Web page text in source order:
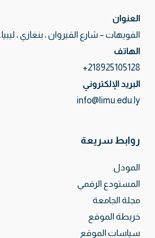
العنوان
الفويهات – شارع القيروان ، بنغازي ، ليبيا.
الهاتف
218925105128+
البريد الإلكتروني
info@limu.edu.ly
روابط سريعة
المودل
المستودع الرقمي
مجلة الجامعة
خريطة الموقع
سياسات الموقع